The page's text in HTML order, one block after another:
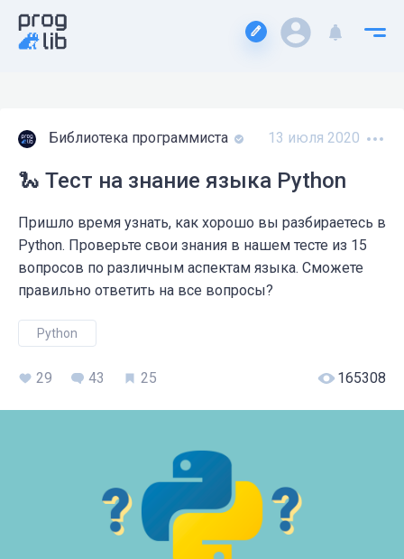
Библиотека программиста 13 июля 2020
🐍 Тест на знание языка Python
Пришло время узнать, как хорошо вы разбираетесь в
Python. Проверьте свои знания в нашем тесте из 15
вопросов по различным аспектам языка. Сможете
правильно ответить на все вопросы?
Python
29 43 25 165308